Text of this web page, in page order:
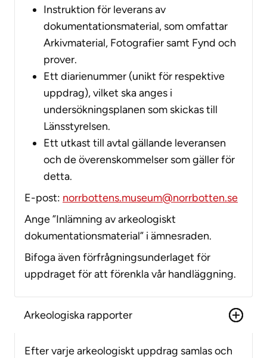
Instruktion för leverans av
dokumentationsmaterial, som omfattar
Arkivmaterial, Fotografier samt Fynd och
prover.
Ett diarienummer (unikt för respektive
uppdrag), vilket ska anges i
undersökningsplanen som skickas till
Länsstyrelsen.
Ett utkast till avtal gällande leveransen
och de överenskommelser som gäller för
detta.
E-post: norrbottens.museum@norrbotten.se
Ange ”Inlämning av arkeologiskt
dokumentationsmaterial” i ämnesraden.
Bifoga även förfrågningsunderlaget för
uppdraget för att förenkla vår handläggning.
Arkeologiska rapporter
Efter varje arkeologiskt uppdrag samlas och